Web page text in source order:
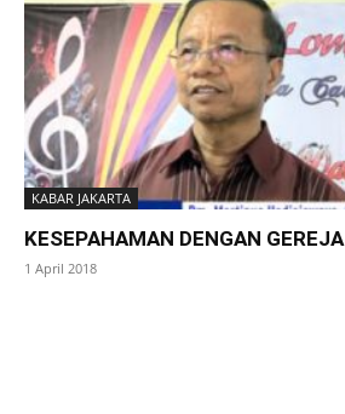
KABAR JAKARTA
KESEPAHAMAN DENGAN GEREJA
1 April 2018